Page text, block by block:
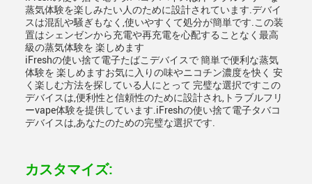
蒸気体験を楽しみたい人のために設計されています.デバイ
スは混乱や騒ぎもなく,使いやすくて処分が簡単です.この装
置はシェンゼンから充電や再充電を心配することなく最高
級の蒸気体験を 楽しめます
iFreshの使い捨て電子たばこデバイスで 簡単で便利な蒸気
体験を 楽しめますお気に入りの味やニコチン濃度を快く 安
く楽しむ方法を探している人にとって 完璧な選択ですこの
デバイスは,便利性と信頼性のために設計され,トラブルフリ
ーvape体験を提供しています.iFreshの使い捨て電子タバコ
デバイスは,あなたのための完璧な選択です.
カスタマイズ: